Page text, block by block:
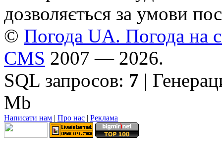
дозволяється за умови
© Погода UA. Погода на
CMS 2007 — 2026.
SQL запросов: 7 |
Mb
Написати нам | Про нас | Реклама